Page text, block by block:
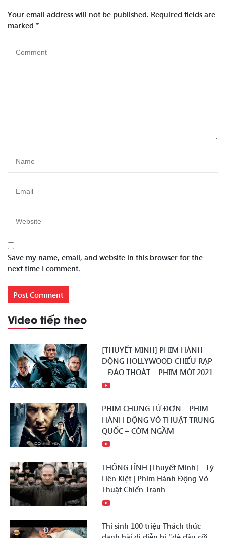
Your email address will not be published. Required fields are
marked *
Save my name, email, and website in this browser for the
next time I comment.
Video tiếp theo
[THUYẾT MINH] PHIM HÀNH
ĐỘNG HOLLYWOOD CHIẾU RẠP
– ĐÀO THOÁT – PHIM MỚI 2021
PHIM CHUNG TỬ ĐƠN – PHIM
HÀNH ĐỘNG VÕ THUẬT TRUNG
QUỐC – CỚM NGẦM
THỐNG LĨNH [Thuyết Minh] – Lý
Liên Kiệt | Phim Hành Động Võ
Thuật Chiến Tranh
Thí sinh 100 triệu Thách thức